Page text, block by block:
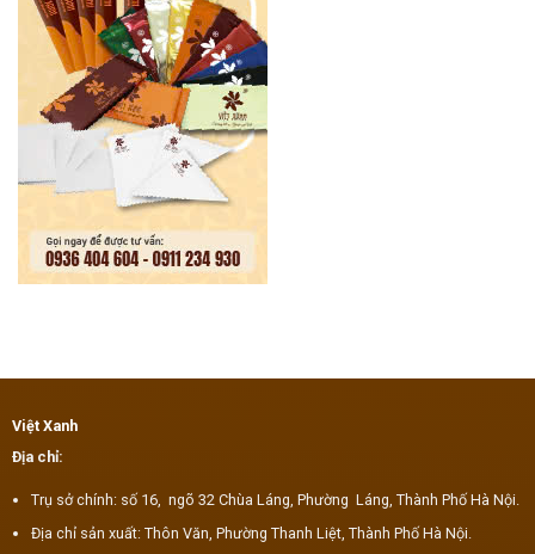
Việt Xanh
Địa chỉ:
Trụ sở chính: số 16, ngõ 32 Chùa Láng, Phường Láng, Thành Phố Hà Nội.
Địa chỉ sản xuất: Thôn Văn, Phường Thanh Liệt, Thành Phố Hà Nội.